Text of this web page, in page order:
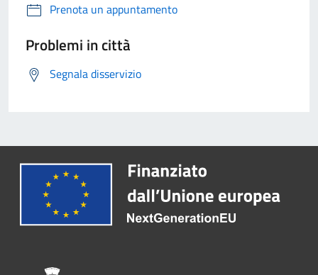
Prenota un appuntamento
Problemi in città
Segnala disservizio